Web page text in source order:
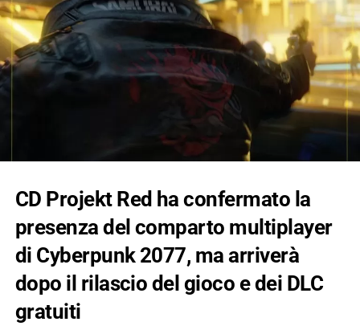
CD Projekt Red ha confermato la
presenza del comparto multiplayer
di Cyberpunk 2077, ma arriverà
dopo il rilascio del gioco e dei DLC
gratuiti